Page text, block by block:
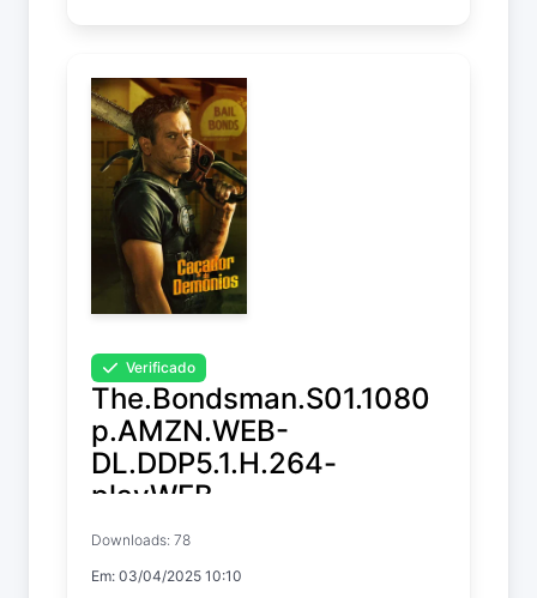
Verificado
The.Bondsman.S01.1080
p.AMZN.WEB-
DL.DDP5.1.H.264-
playWEB
Temp. 1 EP. 1
Downloads: 78
Em: 03/04/2025 10:10